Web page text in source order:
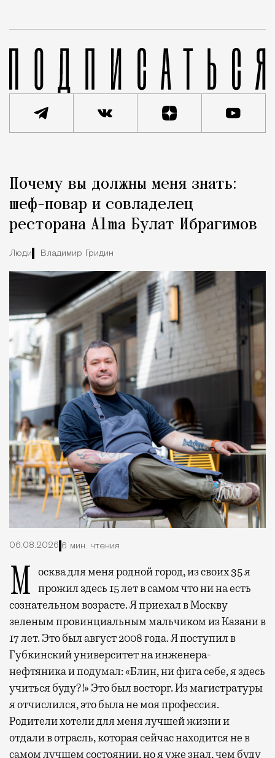
Город
Почему вы должны меня знать:
шеф-повар и совладелец
ресторана Alma Булат Ибрагимов
Люди Владимир Гридин
06.08.2026 6 мин. чтения
Москва для меня родной город, из своих 35 я прожил здесь 15 лет в самом что ни на есть
сознательном возрасте. Я приехал в Москву
зеленым провинциальным мальчиком из Казани в
17 лет. Это был август 2008 года. Я поступил в
Губкинский университет на инженера-
нефтяника и подумал: «Блин, ни фига себе, я здесь
учиться буду?!» Это был восторг. Из магистратуры
я отчислился, это была не моя профессия.
Родители хотели для меня лучшей жизни и
отдали в отрасль, которая сейчас находится не в
самом лучшем состоянии, но я уже знал, чем буду